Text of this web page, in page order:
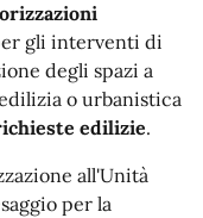
gli interventi di
degli spazi a
o urbanistica
edilizie.
all'Unità
per la